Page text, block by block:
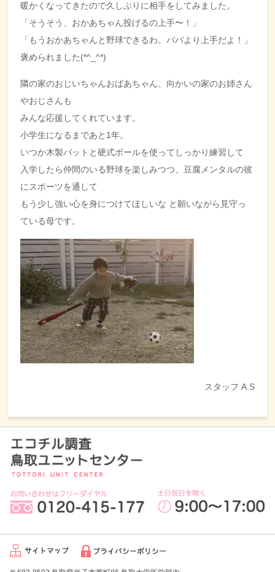
暖かくなってきたので久しぶりに相手をしてみました。
「そうそう、おかあちゃん投げるの上手〜！」
「もうおかあちゃんと野球できるわ。パパより上手だよ！」
褒められました(*^_^*)
隣の家のおじいちゃんおばあちゃん、向かいの家のお姉さん
やおじさんも
みんな応援してくれています。
小学生になるまであと1年。
いつか木製バットと硬式ボールを使ってしっかり練習して
入学したら仲間のいる野球を楽しみつつ、豆腐メンタルの彼
にスポーツを通して
もう少し強い心を身につけてほしいな と願いながら見守っ
ている母です。
スタッフ A.S